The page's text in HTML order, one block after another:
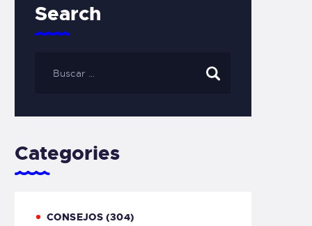
Search
Categories
CONSEJOS (304)